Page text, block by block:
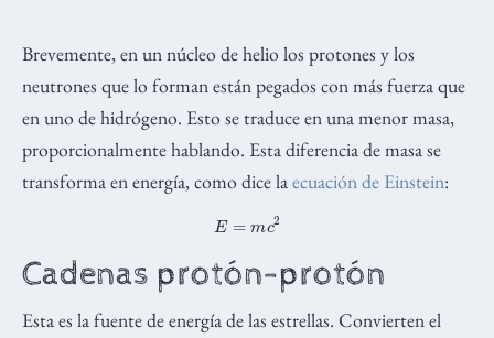
Brevemente, en un núcleo de helio los protones y los
neutrones que lo forman están pegados con más fuerza que
en uno de hidrógeno. Esto se traduce en una menor masa,
proporcionalmente hablando. Esta diferencia de masa se
transforma en energía, como dice laecuación de Einstein:
E
Cadenas protón-protón
Esta es la fuente de energía de las estrellas. Convierten el